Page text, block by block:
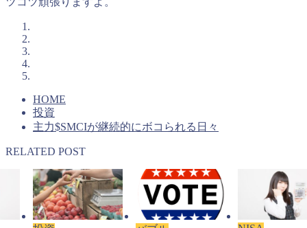
HOME
投資
主力$SMCIが継続的にボコられる日々
RELATED POST